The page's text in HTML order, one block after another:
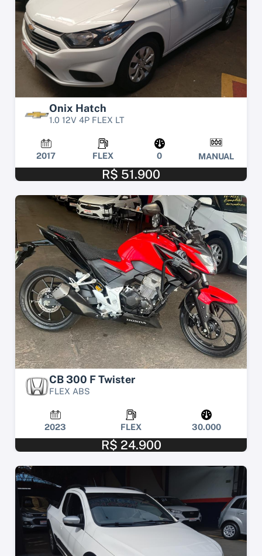
Onix Hatch
1.0 12V 4P FLEX LT
2017 FLEX 0 MANUAL
R$ 51.900
CB 300 F Twister
FLEX ABS
2023 FLEX 30.000
R$ 24.900